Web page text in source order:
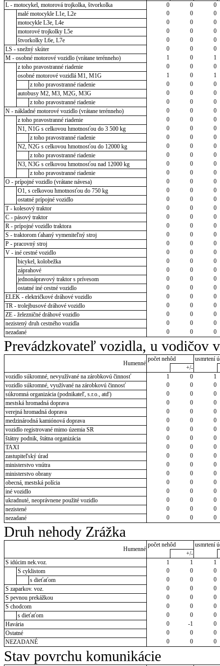
L - motocykel, motorová trojkolka, štvorkolka
0 0
0
malé motocykle L1e, L2e
0 0
0
motocykle L3e, L4e
0 0
0
motorové trojkolky L5e
0 0
0
štvorkolky L6e, L7e
0 0
0
LS - snežný skúter
0 0
0
M - osobné motorové vozidlo (vrátane terénneho)
1 0
1
z toho pravostranné riadenie
0 0
0
osobné motorové vozidlá M1, M1G
1 0
1
z toho pravostranné riadenie
0 0
0
autobusy M2, M3, M2G, M3G
0 0
0
z toho pravostranné riadenie
0 0
0
N - nákladné motorové vozidlo (vrátane terénneho)
0 0
0
z toho pravostranné riadenie
0 0
0
N1, N1G s celkovou hmotnosťou do 3 500 kg
0 0
0
z toho pravostranné riadenie
0 0
0
N2, N2G s celkovou hmotnosťou do 12000 kg
0 0
0
z toho pravostranné riadenie
0 0
0
N3, N3G s celkovou hmotnosťou nad 12000 kg
0 0
0
z toho pravostranné riadenie
0 0
0
O - prípojné vozidlo (vrátane návesa)
0 0
0
O1, s celkovou hmotnosťou do 750 kg
0 0
0
ostatné prípojné vozidlo
0 0
0
T - kolesový traktor
0 0
0
C - pásový traktor
0 0
0
R - prípojné vozidlo traktora
0 0
0
S - traktorom ťahaný vymeniteľný stroj
0 0
0
P - pracovný stroj
0 0
0
V - iné cestné vozidlo
0 0
0
bicykel, kolobežka
0 0
0
záprahové
0 0
0
jednonápravový traktor s prívesom
0 0
0
ostatné iné cestné vozidlo
0 0
0
ELEK - električkové dráhové vozidlo
0 0
0
TR - trolejbusové dráhové vozidlo
0 0
0
ZE - železničné dráhové vozidlo
0 0
0
nezistený druh cestného vozidla
0 0
0
nezadané
0 0 0
Prevádzkovateľ vozidla, u vodičov
Humenné
počet nehôd
usmrtení
+/-
vozidlo súkromné, nevyužívané na zárobkovú činnosť
1 0
1
vozidlo súkromné, využívané na zárobkovú činnosť
0 0
0
súkromná organizácia (podnikateľ, s.r.o., atď)
0 0
0
mestská hromadná doprava
0 0
0
verejná hromadná doprava
0 0
0
medzinárodná kamiónová doprava
0 0
0
vozidlo registrované mimo územia SR
0 0
0
štátny podnik, štátna organizácia
0 0
0
TAXI
0 0
0
zastupiteľský úrad
0 0
0
ministerstvo vnútra
0 0
0
ministerstvo obrany
0 0
0
obecná, mestská polícia
0 0
0
iné vozidlo
0 0
0
ukradnuté, neoprávnene použité vozidlo
0 0
0
nezistené
0 0
0
nezadané
0 0 0
Druh nehody Zrážka
Humenné
počet nehôd
usmrtení
+/-
S idúcim nek.voz.
1 1
1
S cyklistom
0 0
0
s dieťaťom
0 0
0
S zaparkov. voz.
0 0
0
S pevnou prekážkou
0 0
0
S chodcom
0 0
0
s dieťaťom
0 0
0
Havária
0 -1
0
Ostatné
0 0
0
NEZADANÉ
0 0 0
Stav povrchu komunikácie